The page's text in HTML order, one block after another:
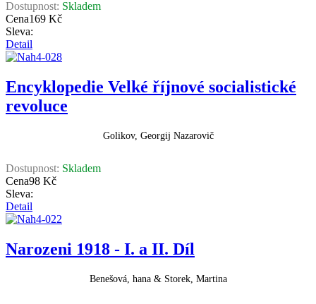
Dostupnost: Skladem
Cena169 Kč
Sleva:
Detail
Encyklopedie Velké říjnové socialistické
revoluce
Golikov, Georgij Nazarovič
Dostupnost: Skladem
Cena98 Kč
Sleva:
Detail
Narozeni 1918 - I. a II. Díl
Benešová, hana & Storek, Martina